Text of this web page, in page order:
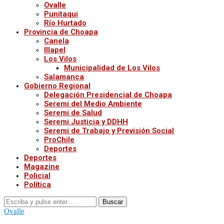
Ovalle
Punitaqui
Río Hurtado
Provincia de Choapa
Canela
Illapel
Los Vilos
Municipalidad de Los Vilos
Salamanca
Gobierno Regional
Delegación Presidencial de Choapa
Seremi del Medio Ambiente
Seremi de Salud
Seremi Justicia y DDHH
Seremi de Trabajo y Previsión Social
ProChile
Deportes
Deportes
Magazine
Policial
Política
Buscar
Ovalle